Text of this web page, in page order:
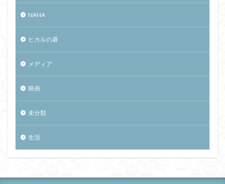
NANA
ヒカルの碁
メディア
映画
未分類
生活